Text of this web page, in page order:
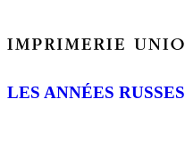
LES ANNÉES RUSSES